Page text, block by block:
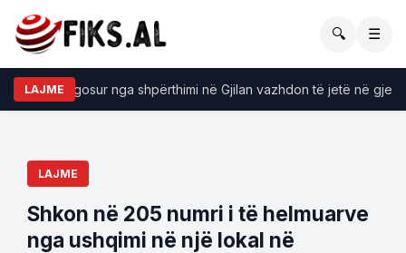
🔍 ☰
LAJME
i plagosur nga shpërthimi në Gjilan vazhdon të jetë në
LAJME
Shkon në 205 numri i të helmuarve
nga ushqimi në një lokal në